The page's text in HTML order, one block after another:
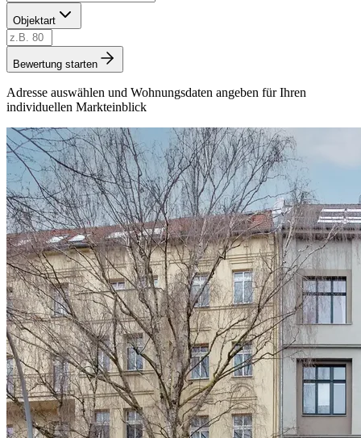
Objektart
Bewertung starten
Adresse auswählen und Wohnungsdaten angeben für Ihren
individuellen Markteinblick